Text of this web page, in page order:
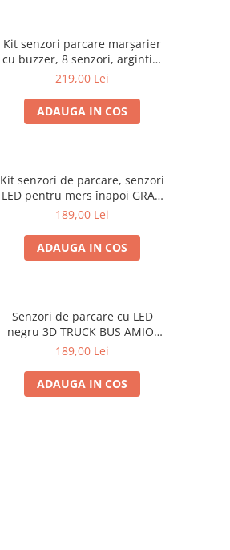
Kit senzori parcare marșarier
cu buzzer, 8 senzori, argintiu,
AMIO-01596
219,00 Lei
ADAUGA IN COS
Kit senzori de parcare, senzori
LED pentru mers înapoi GRAF,
4 senzori, negru AMIO-01562
189,00 Lei
ADAUGA IN COS
Senzori de parcare cu LED
negru 3D TRUCK BUS AMIO-
03189
189,00 Lei
ADAUGA IN COS